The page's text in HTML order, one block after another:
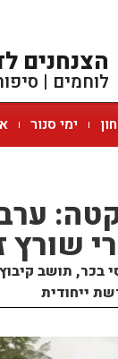
הצנחנים
לוחמים |
ימי סנור
שורץ
בכר, תושב